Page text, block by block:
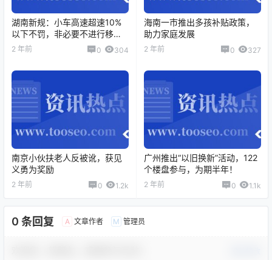
湖南新规：小车高速超速10%
以下不罚，非必要不进行移动
测速
2 年前 0 304
海南一市推出多孩补贴政策，
助力家庭发展
2 年前 0 327
南京小伙扶老人反被讹，获见
义勇为奖励
2 年前 0 1.2k
广州推出“以旧换新”活动，122
个楼盘参与，为期半年！
2 年前 0 1.1k
0 条回复 A 文章作者 M 管理员